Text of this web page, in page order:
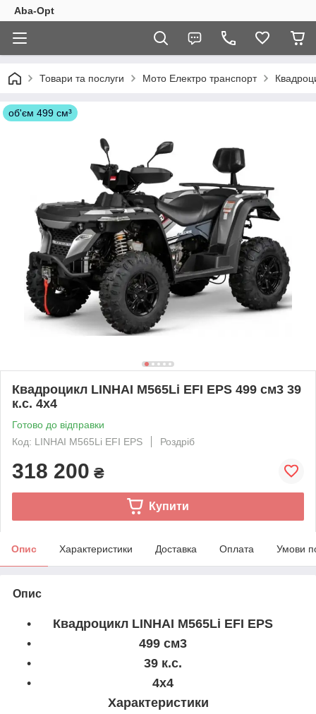
Aba-Opt
Товари та послуги Мото Електро транспорт
об'єм 499 см³
Квадроцикл LINHAI M565Li EFI EPS 499 см3 39
к.с. 4x4
Готово до відправки
Код: LINHAI M565Li EFI EPS
Роздріб
318 200 ₴
Купити
Опис Характеристики Доставка Оплата Умови
Опис
Квадроцикл LINHAI M565Li EFI EPS
499 см3
39 к.с.
4x4
Характеристики